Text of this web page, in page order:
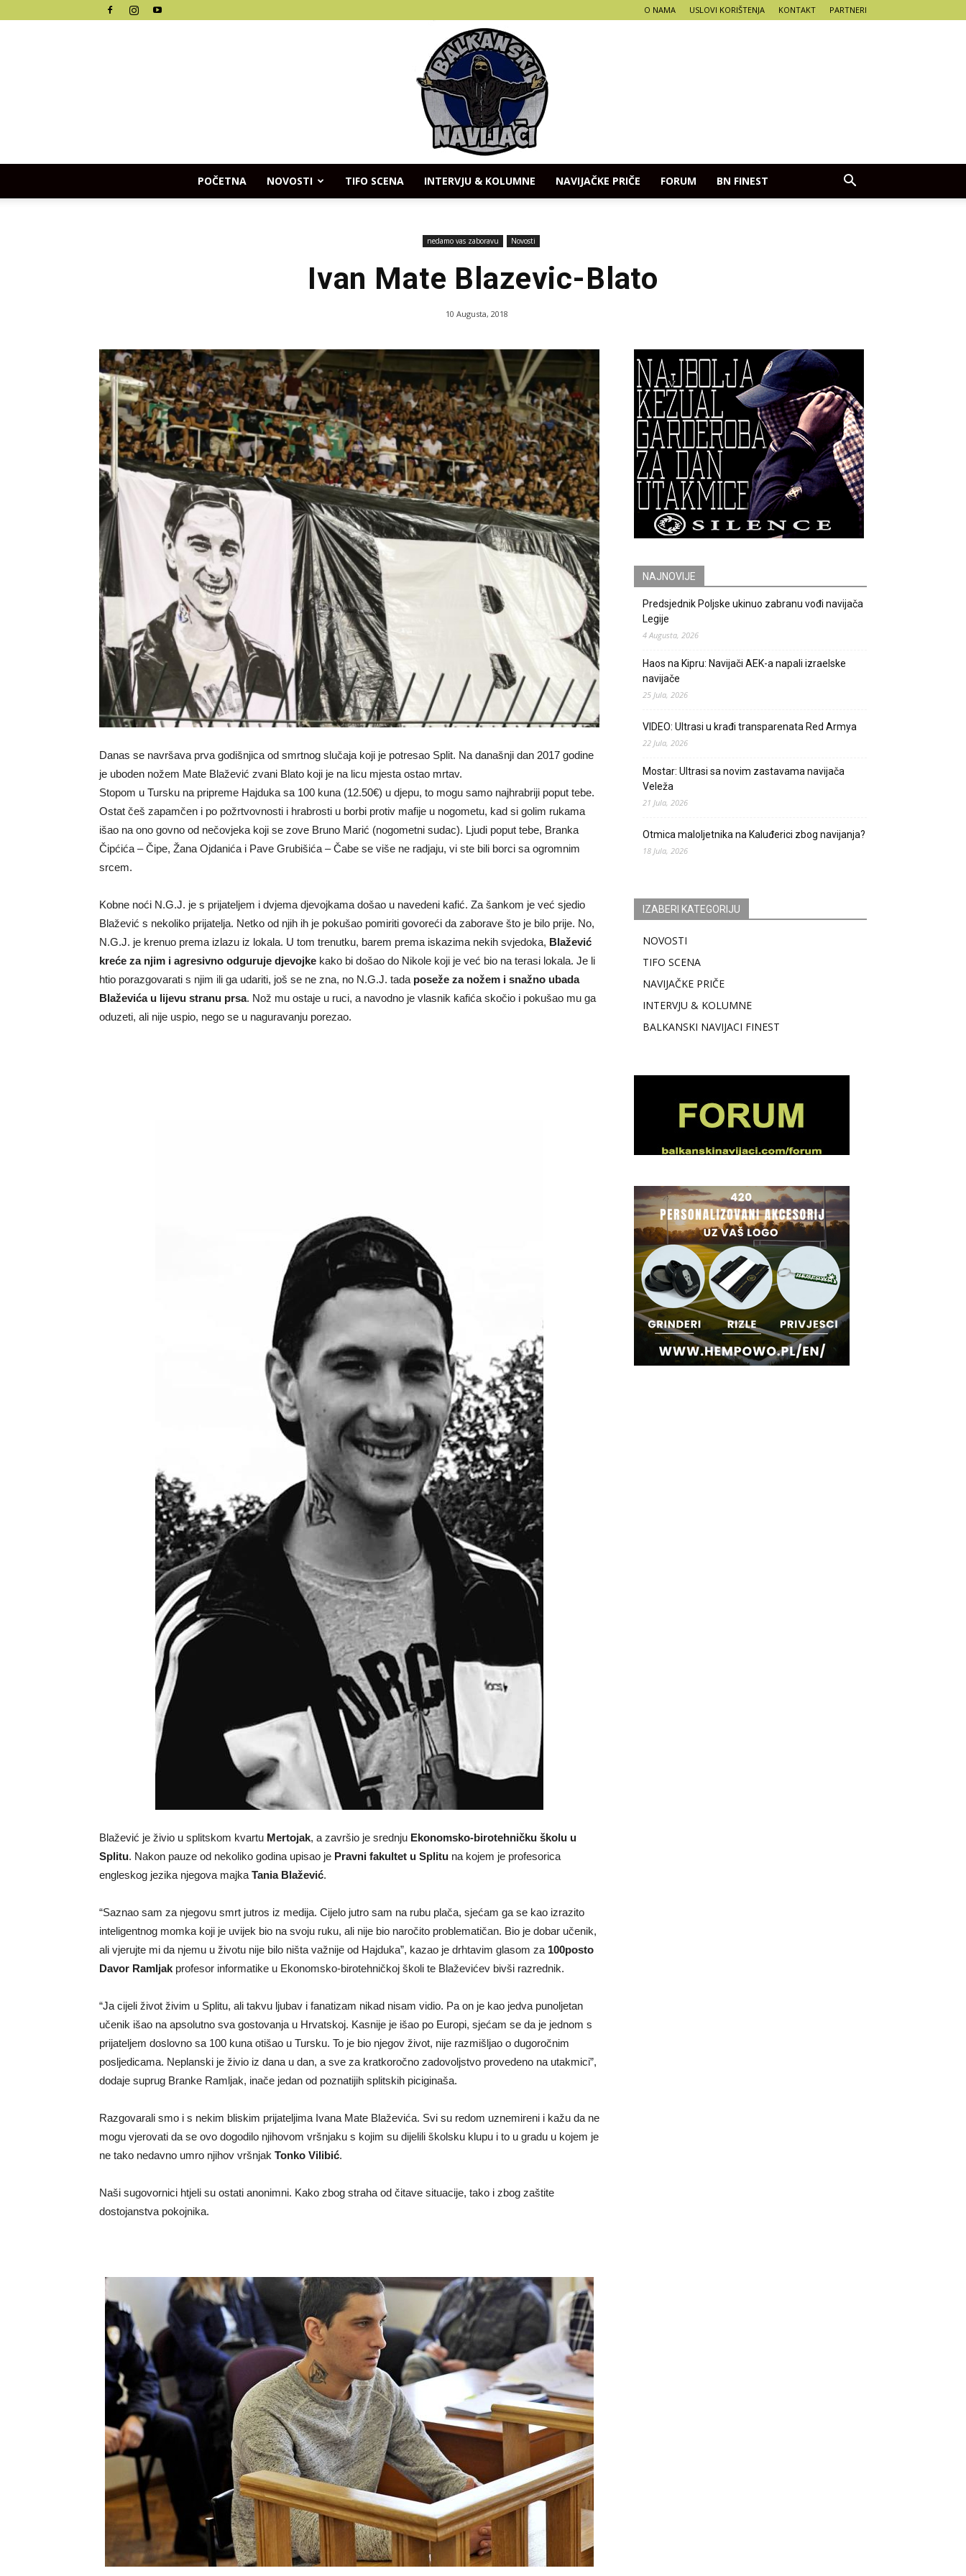
O NAMA USLOVI KORIŠTENJA KONTAKT PARTNERI
POČETNA NOVOSTI TIFO SCENA INTERVJU & KOLUMNE NAVIJAČKE PRIČE FORUM BN FINEST
nedamo vas zaboravu Novosti
Ivan Mate Blazevic-Blato
10 Augusta, 2018
Danas se navršava prva godišnjica od smrtnog slučaja koji je potresao Split. Na današnji dan 2017 godine
je uboden nožem Mate Blažević zvani Blato koji je na licu mjesta ostao mrtav.
Stopom u Tursku na pripreme Hajduka sa 100 kuna (12.50€) u djepu, to mogu samo najhrabriji poput tebe.
Ostat češ zapamčen i po požrtvovnosti i hrabrosti u borbi protiv mafije u nogometu, kad si golim rukama
išao na ono govno od nečovjeka koji se zove Bruno Marić (nogometni sudac). Ljudi poput tebe, Branka
Čipćića – Čipe, Žana Ojdanića i Pave Grubišića – Čabe se više ne radjaju, vi ste bili borci sa ogromnim
srcem.
Kobne noći N.G.J. je s prijateljem i dvjema djevojkama došao u navedeni kafić. Za šankom je već sjedio
Blažević s nekoliko prijatelja. Netko od njih ih je pokušao pomiriti govoreći da zaborave što je bilo prije. No,
N.G.J. je krenuo prema izlazu iz lokala. U tom trenutku, barem prema iskazima nekih svjedoka, Blažević
kreće za njim i agresivno odguruje djevojke kako bi došao do Nikole koji je već bio na terasi lokala. Je li
htio porazgovarati s njim ili ga udariti, još se ne zna, no N.G.J. tada poseže za nožem i snažno ubada
Blaževića u lijevu stranu prsa. Nož mu ostaje u ruci, a navodno je vlasnik kafića skočio i pokušao mu ga
oduzeti, ali nije uspio, nego se u naguravanju porezao.
Blažević je živio u splitskom kvartu Mertojak, a završio je srednju Ekonomsko-birotehničku školu u
Splitu. Nakon pauze od nekoliko godina upisao je Pravni fakultet u Splitu na kojem je profesorica
engleskog jezika njegova majkaTania Blažević.
“Saznao sam za njegovu smrt jutros iz medija. Cijelo jutro sam na rubu plača, sjećam ga se kao izrazito
inteligentnog momka koji je uvijek bio na svoju ruku, ali nije bio naročito problematičan. Bio je dobar učenik,
ali vjerujte mi da njemu u životu nije bilo ništa važnije od Hajduka”, kazao je drhtavim glasom za 100posto
Davor Ramljak profesor informatike u Ekonomsko-birotehničkoj školi te Blaževićev bivši razrednik.
“Ja cijeli život živim u Splitu, ali takvu ljubav i fanatizam nikad nisam vidio. Pa on je kao jedva punoljetan
učenik išao na apsolutno sva gostovanja u Hrvatskoj. Kasnije je išao po Europi, sjećam se da je jednom s
prijateljem doslovno sa 100 kuna otišao u Tursku. To je bio njegov život, nije razmišljao o dugoročnim
posljedicama. Neplanski je živio iz dana u dan, a sve za kratkoročno zadovoljstvo provedeno na utakmici”,
dodaje suprug Branke Ramljak, inače jedan od poznatijih splitskih piciginaša.
Razgovarali smo i s nekim bliskim prijateljima Ivana Mate Blaževića. Svi su redom uznemireni i kažu da ne
mogu vjerovati da se ovo dogodilo njihovom vršnjaku s kojim su dijelili školsku klupu i to u gradu u kojem je
ne tako nedavno umro njihov vršnjak Tonko Vilibić.
Naši sugovornici htjeli su ostati anonimni. Kako zbog straha od čitave situacije, tako i zbog zaštite
dostojanstva pokojnika.
NAJNOVIJE
Predsjednik Poljske ukinuo zabranu vođi navijača
Legije
4 Augusta, 2026
Haos na Kipru: Navijači AEK-a napali izraelske
navijače
25 Jula, 2026
VIDEO: Ultrasi u krađi transparenata Red Armya
22 Jula, 2026
Mostar: Ultrasi sa novim zastavama navijača
Veleža
21 Jula, 2026
Otmica maloljetnika na Kaluđerici zbog navijanja?
18 Jula, 2026
IZABERI KATEGORIJU
NOVOSTI
TIFO SCENA
NAVIJAČKE PRIČE
INTERVJU & KOLUMNE
BALKANSKI NAVIJACI FINEST